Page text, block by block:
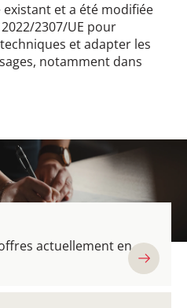
et a été modifiée
2307/UE pour
et adapter les
notamment dans
actuellement en